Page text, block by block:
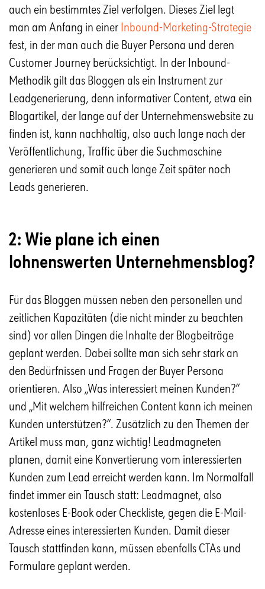
auch ein bestimmtes Ziel verfolgen. Dieses Ziel legt
man am Anfang in einer Inbound-Marketing-Strategie
fest, in der man auch die Buyer Persona und deren
Customer Journey berücksichtigt. In der Inbound-
Methodik gilt das Bloggen als ein Instrument zur
Leadgenerierung, denn informativer Content, etwa ein
Blogartikel, der lange auf der Unternehmenswebsite zu
finden ist, kann nachhaltig, also auch lange nach der
Veröffentlichung, Traffic über die Suchmaschine
generieren und somit auch lange Zeit später noch
Leads generieren.
2: Wie plane ich einen
lohnenswerten Unternehmensblog?
Für das Bloggen müssen neben den personellen und
zeitlichen Kapazitäten (die nicht minder zu beachten
sind) vor allen Dingen die Inhalte der Blogbeiträge
geplant werden. Dabei sollte man sich sehr stark an
den Bedürfnissen und Fragen der Buyer Persona
orientieren. Also „Was interessiert meinen Kunden?“
und „Mit welchem hilfreichen Content kann ich meinen
Kunden unterstützen?“. Zusätzlich zu den Themen der
Artikel muss man, ganz wichtig! Leadmagneten
planen, damit eine Konvertierung vom interessierten
Kunden zum Lead erreicht werden kann. Im Normalfall
findet immer ein Tausch statt: Leadmagnet, also
kostenloses E-Book oder Checkliste, gegen die E-Mail-
Adresse eines interessierten Kunden. Damit dieser
Tausch stattfinden kann, müssen ebenfalls CTAs und
Formulare geplant werden.